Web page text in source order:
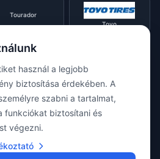
Tourador
Toyo
Triangle
Viking Voyager
használ a legjobb
biztosítása érdekében. A
szabni a tartalmat,
funkciókat biztosítani és
végezni.